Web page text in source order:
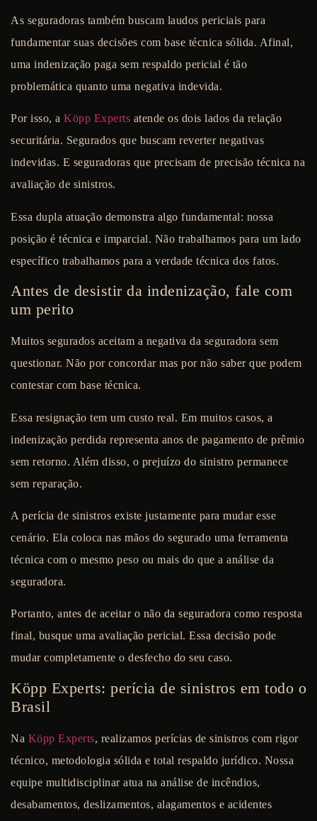
As seguradoras também buscam laudos periciais para
fundamentar suas decisões com base técnica sólida. Afinal,
uma indenização paga sem respaldo pericial é tão
problemática quanto uma negativa indevida.
Por isso, a Köpp Experts atende os dois lados da relação
securitária. Segurados que buscam reverter negativas
indevidas. E seguradoras que precisam de precisão técnica na
avaliação de sinistros.
Essa dupla atuação demonstra algo fundamental: nossa
posição é técnica e imparcial. Não trabalhamos para um lado
específico trabalhamos para a verdade técnica dos fatos.
Antes de desistir da indenização, fale com
um perito
Muitos segurados aceitam a negativa da seguradora sem
questionar. Não por concordar mas por não saber que podem
contestar com base técnica.
Essa resignação tem um custo real. Em muitos casos, a
indenização perdida representa anos de pagamento de prêmio
sem retorno. Além disso, o prejuízo do sinistro permanece
sem reparação.
A perícia de sinistros existe justamente para mudar esse
cenário. Ela coloca nas mãos do segurado uma ferramenta
técnica com o mesmo peso ou mais do que a análise da
seguradora.
Portanto, antes de aceitar o não da seguradora como resposta
final, busque uma avaliação pericial. Essa decisão pode
mudar completamente o desfecho do seu caso.
Köpp Experts: perícia de sinistros em todo o
Brasil
Na Köpp Experts, realizamos perícias de sinistros com rigor
técnico, metodologia sólida e total respaldo jurídico. Nossa
equipe multidisciplinar atua na análise de incêndios,
desabamentos, deslizamentos, alagamentos e acidentes